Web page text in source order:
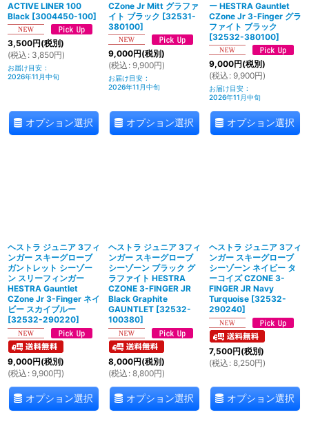
ACTIVE LINER 100
Black [3004450-100]
3,500円(税別)
(税込 : 3,850円)
お届け目安 :
2026年11月中旬
オプション選択
CZone Jr Mitt グラファ
イト ブラック [32531-
380100]
9,000円(税別)
(税込 : 9,900円)
お届け目安 :
2026年11月中旬
オプション選択
ー HESTRA Gauntlet
CZone Jr 3-Finger グラ
ファイト ブラック
[32532-380100]
9,000円(税別)
(税込 : 9,900円)
お届け目安 :
2026年11月中旬
オプション選択
ヘストラ ジュニア 3フィ
ンガー スキーグローブ
ガントレット シーゾー
ン スリーフィンガー
HESTRA Gauntlet
CZone Jr 3-Finger ネイ
ビー スカイブルー
[32532-290220]
9,000円(税別)
(税込 : 9,900円)
オプション選択
ヘストラ ジュニア 3フィ
ンガー スキーグローブ
シーゾーン ブラック グ
ラファイト HESTRA
CZONE 3-FINGER JR
Black Graphite
GAUNTLET [32532-
100380]
8,000円(税別)
(税込 : 8,800円)
オプション選択
ヘストラ ジュニア 3フィ
ンガー スキーグローブ
シーゾーン ネイビー タ
ーコイズ CZONE 3-
FINGER JR Navy
Turquoise [32532-
290240]
7,500円(税別)
(税込 : 8,250円)
オプション選択